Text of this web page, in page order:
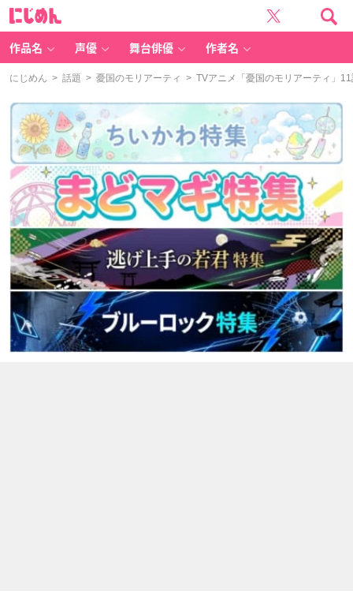
作品名 声優 舞台俳優 作者名
にじめん > 話題 > 憂国のモリアーティ > TVアニメ「憂国のモリアーティ」